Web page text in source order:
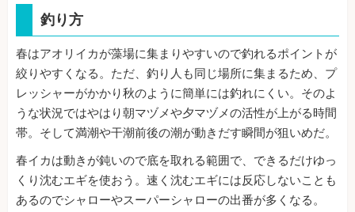
釣り方
春はアオリイカが藻場に集まりやすいので釣れるポイントが
絞りやすくなる。ただ、釣り人も同じ場所に集まるため、プ
レッシャーがかかり秋のように簡単には釣れにくい。そのよ
うな状況ではやはり朝マヅメや夕マヅメの活性が上がる時間
帯。そして満潮や干潮前後の潮が動きだす瞬間が狙いめだ。
春イカは動きが鈍いので底を取れる範囲で、できるだけゆっ
くり沈むエギを使おう。速く沈むエギには反応しないことも
あるのでシャローやスーパーシャローの出番が多くなる。